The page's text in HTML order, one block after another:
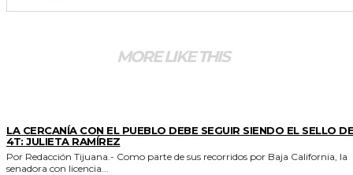
MORE LIKE THIS
LA CERCANÍA CON EL PUEBLO DEBE SEGUIR SIENDO EL SELLO
4T: JULIETA RAMÍREZ
Por Redacción Tijuana.- Como parte de sus recorridos por Baja California, la
senadora con licencia...